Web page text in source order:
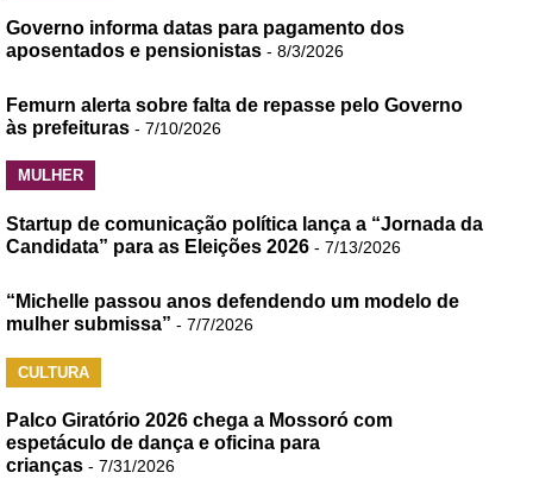
Governo informa datas para pagamento dos
aposentados e pensionistas - 8/3/2026
Femurn alerta sobre falta de repasse pelo Governo
às prefeituras - 7/10/2026
MULHER
Startup de comunicação política lança a “Jornada da
Candidata” para as Eleições 2026 - 7/13/2026
“Michelle passou anos defendendo um modelo de
mulher submissa” - 7/7/2026
CULTURA
Palco Giratório 2026 chega a Mossoró com
espetáculo de dança e oficina para
crianças - 7/31/2026